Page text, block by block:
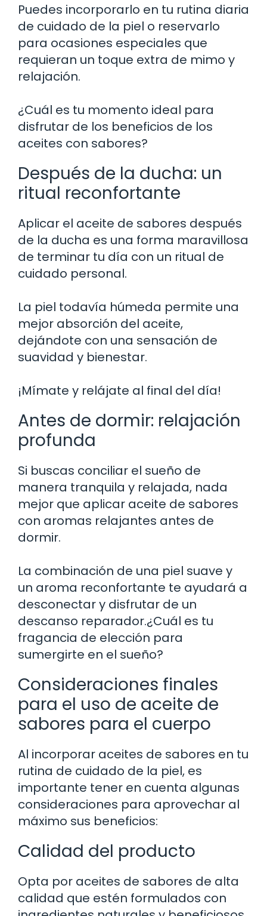
Puedes incorporarlo en tu rutina diaria
de cuidado de la piel o reservarlo
para ocasiones especiales que
requieran un toque extra de mimo y
relajación.
¿Cuál es tu momento ideal para
disfrutar de los beneficios de los
aceites con sabores?
Después de la ducha: un
ritual reconfortante
Aplicar el aceite de sabores después
de la ducha es una forma maravillosa
de terminar tu día con un ritual de
cuidado personal.
La piel todavía húmeda permite una
mejor absorción del aceite,
dejándote con una sensación de
suavidad y bienestar.
¡Mímate y relájate al final del día!
Antes de dormir: relajación
profunda
Si buscas conciliar el sueño de
manera tranquila y relajada, nada
mejor que aplicar aceite de sabores
con aromas relajantes antes de
dormir.
La combinación de una piel suave y
un aroma reconfortante te ayudará a
desconectar y disfrutar de un
descanso reparador.¿Cuál es tu
fragancia de elección para
sumergirte en el sueño?
Consideraciones finales
para el uso de aceite de
sabores para el cuerpo
Al incorporar aceites de sabores en tu
rutina de cuidado de la piel, es
importante tener en cuenta algunas
consideraciones para aprovechar al
máximo sus beneficios:
Calidad del producto
Opta por aceites de sabores de alta
calidad que estén formulados con